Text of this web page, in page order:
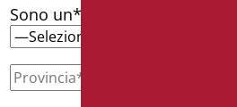
Sono un*